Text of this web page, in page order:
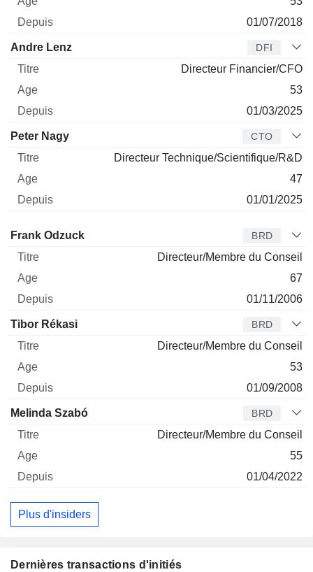
01/07/2018
Andre Lenz DFI
Directeur Financier/CFO
53
01/03/2025
Peter Nagy CTO
Directeur Technique/Scientifique/R&D
47
01/01/2025
Administrateur
Frank Odzuck BRD
Directeur/Membre du Conseil
67
01/11/2006
Tibor Rékasi BRD
Directeur/Membre du Conseil
53
01/09/2008
Melinda Szabó BRD
Directeur/Membre du Conseil
55
01/04/2022
Plus d'insiders
Dernières transactions d'initiés